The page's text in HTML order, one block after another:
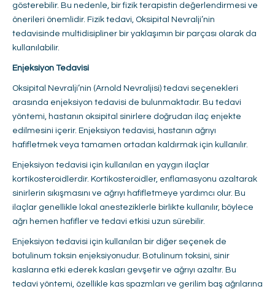
gösterebilir. Bu nedenle, bir fizik terapistin değerlendirmesi ve
önerileri önemlidir. Fizik tedavi, Oksipital Nevralji’nin
tedavisinde multidisipliner bir yaklaşımın bir parçası olarak da
kullanılabilir.
Enjeksiyon Tedavisi
Oksipital Nevralji’nin (Arnold Nevraljisi) tedavi seçenekleri
arasında enjeksiyon tedavisi de bulunmaktadır. Bu tedavi
yöntemi, hastanın oksipital sinirlere doğrudan ilaç enjekte
edilmesini içerir. Enjeksiyon tedavisi, hastanın ağrıyı
hafifletmek veya tamamen ortadan kaldırmak için kullanılır.
Enjeksiyon tedavisi için kullanılan en yaygın ilaçlar
kortikosteroidlerdir. Kortikosteroidler, enflamasyonu azaltarak
sinirlerin sıkışmasını ve ağrıyı hafifletmeye yardımcı olur. Bu
ilaçlar genellikle lokal anesteziklerle birlikte kullanılır, böylece
ağrı hemen hafifler ve tedavi etkisi uzun sürebilir.
Enjeksiyon tedavisi için kullanılan bir diğer seçenek de
botulinum toksin enjeksiyonudur. Botulinum toksini, sinir
kaslarına etki ederek kasları gevşetir ve ağrıyı azaltır. Bu
tedavi yöntemi, özellikle kas spazmları ve gerilim baş ağrılarına